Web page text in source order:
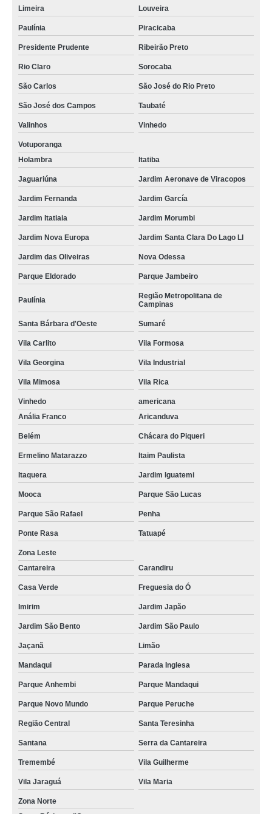
Limeira Louveira
Paulínia Piracicaba
Presidente Prudente Ribeirão Preto
Rio Claro Sorocaba
São Carlos São José do Rio Preto
São José dos Campos Taubaté
Valinhos Vinhedo
Votuporanga
Holambra
Itatiba
Jaguariúna Jardim Aeronave de Viracopos
Jardim Fernanda Jardim García
Jardim Itatiaia Jardim Morumbi
Jardim Nova Europa Jardim Santa Clara Do Lago Ll
Jardim das Oliveiras Nova Odessa
Parque Eldorado Parque Jambeiro
Paulínia
Região Metropolitana de
Campinas
Santa Bárbara d'Oeste Sumaré
Vila Carlito Vila Formosa
Vila Georgina Vila Industrial
Vila Mimosa Vila Rica
Vinhedo
americana
Anália Franco
Aricanduva
Belém Chácara do Piqueri
Ermelino Matarazzo Itaim Paulista
Itaquera Jardim Iguatemi
Mooca Parque São Lucas
Parque São Rafael Penha
Ponte Rasa Tatuapé
Zona Leste
Cantareira
Carandiru
Casa Verde Freguesia do Ó
Imirim Jardim Japão
Jardim São Bento Jardim São Paulo
Jaçanã Limão
Mandaqui Parada Inglesa
Parque Anhembi Parque Mandaqui
Parque Novo Mundo Parque Peruche
Região Central Santa Teresinha
Santana Serra da Cantareira
Tremembé Vila Guilherme
Vila Jaraguá Vila Maria
Zona Norte